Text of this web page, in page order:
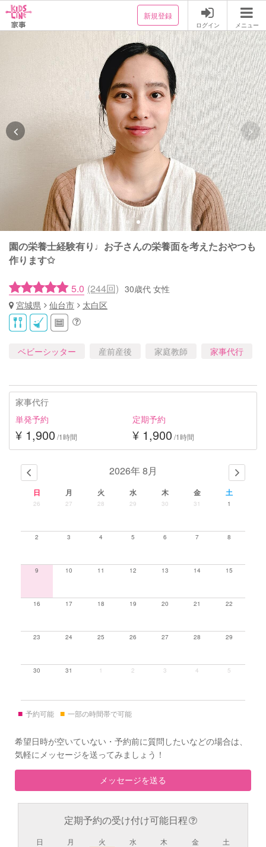
新規登録
ログイン メニュー
園の栄養士経験有り♩お子さんの栄養面を考えたおやつも
作ります✩
5.0 (244回) 30歳代 女性
宮城県
仙台市 太白区
ベビーシッター 産前産後 家庭教師 家事代行
家事代行
単発予約
¥ 1,900 /1時間
定期予約
¥ 1,900 /1時間
2026年 8月
日 月 火 水 木 金 土
26 27 28 29 30 31 1
2 3 4 5 6 7 8
9 10 11 12 13 14 15
16 17 18 19 20 21 22
23 24 25 26 27 28 29
30 31 1 2 3 4 5
■ 予約可能 ■ 一部の時間帯で可能
希望日時が空いていない・予約前に質問したいなどの場合は、
気軽にメッセージを送ってみましょう！
メッセージを送る
定期予約の受け付け可能日程
日
月
火
水
木
金
土